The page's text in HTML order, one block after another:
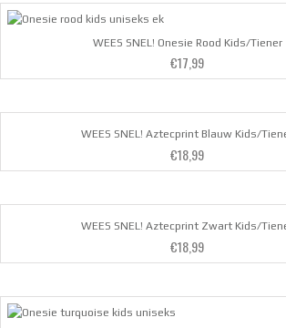
WEES SNEL! Onesie Rood Kids/Tiener
€17,99
WEES SNEL! Aztecprint Blauw Kids/
€18,99
WEES SNEL! Aztecprint Zwart Kids/
€18,99